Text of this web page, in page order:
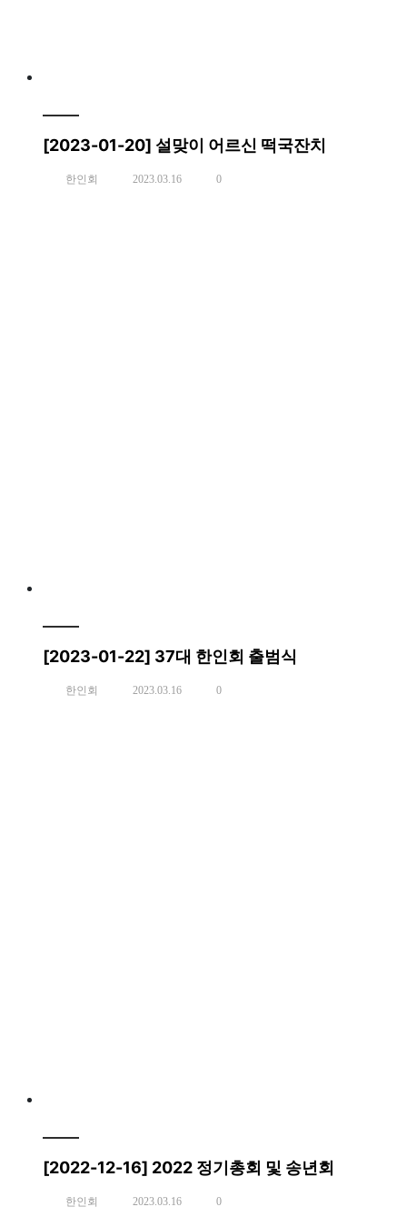
[2023-01-20] 설맞이 어르신 떡국잔치
한인회 2023.03.16 0
[2023-01-22] 37대 한인회 출범식
한인회 2023.03.16 0
[2022-12-16] 2022 정기총회 및 송년회
한인회 2023.03.16 0